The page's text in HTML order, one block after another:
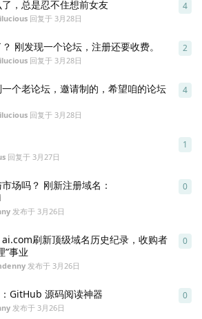
，总是忍不住想前女友
ilucious 回复于3月28日
4
刚发现一个论坛，注册还要收费。
ilucious 回复于3月28日
2
个老论坛，邀请制的，希望咱的论坛
ilucious 回复于3月28日
4
回复于3月27日
1
场吗？ 刚新注册域名：
发布于3月26日
0
刷新顶级域名历史纪录，收购者
”事业
发布于3月26日
0
GitHub 源码阅读神器
发布于3月26日
0